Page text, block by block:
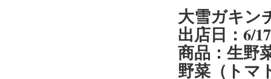
大雪ガキン
出店日：6/
商品：生野
野菜（トマ